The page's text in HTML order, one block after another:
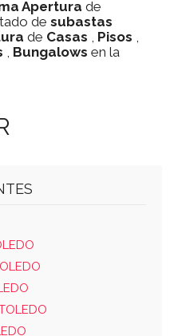
Apertura de
de subastas
de Casas , Pisos ,
, Bungalows en la